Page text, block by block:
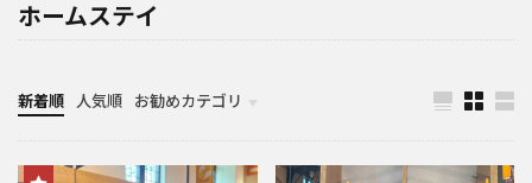
ホームステイ
新着順 人気順 お勧めカテゴリ
カナダ中学・高校留学
カナダ親子留学・教育移住
体験談（カナダ高校留学・親子移住）
カナダ留学カウンセリング内容実例集